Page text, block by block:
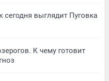
сегодня выглядит Пуговка
К чему готовит